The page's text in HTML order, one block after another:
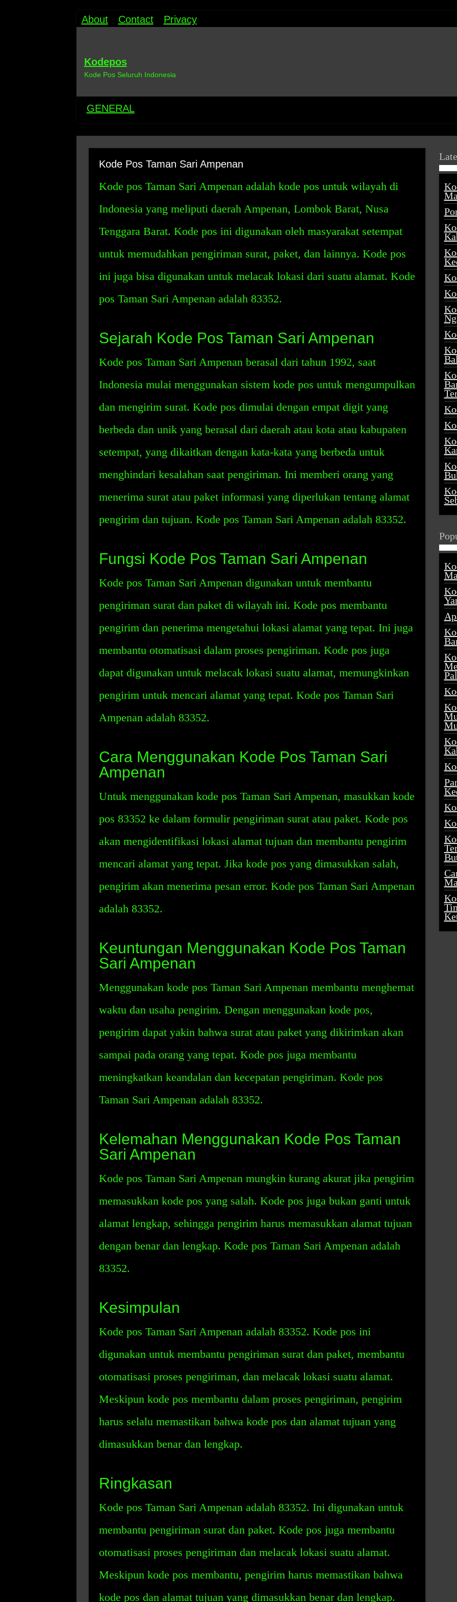
About Contact Privacy
Kodepos
Kode Pos Seluruh Indonesia
GENERAL
Kode Pos Taman Sari Ampenan
Kode pos Taman Sari Ampenan adalah kode pos untuk wilayah di
Indonesia yang meliputi daerah Ampenan, Lombok Barat, Nusa
Tenggara Barat. Kode pos ini digunakan oleh masyarakat setempat
untuk memudahkan pengiriman surat, paket, dan lainnya. Kode pos
ini juga bisa digunakan untuk melacak lokasi dari suatu alamat. Kode
pos Taman Sari Ampenan adalah 83352.
Sejarah Kode Pos Taman Sari Ampenan
Kode pos Taman Sari Ampenan berasal dari tahun 1992, saat
Indonesia mulai menggunakan sistem kode pos untuk mengumpulkan
dan mengirim surat. Kode pos dimulai dengan empat digit yang
berbeda dan unik yang berasal dari daerah atau kota atau kabupaten
setempat, yang dikaitkan dengan kata-kata yang berbeda untuk
menghindari kesalahan saat pengiriman. Ini memberi orang yang
menerima surat atau paket informasi yang diperlukan tentang alamat
pengirim dan tujuan. Kode pos Taman Sari Ampenan adalah 83352.
Fungsi Kode Pos Taman Sari Ampenan
Kode pos Taman Sari Ampenan digunakan untuk membantu
pengiriman surat dan paket di wilayah ini. Kode pos membantu
pengirim dan penerima mengetahui lokasi alamat yang tepat. Ini juga
membantu otomatisasi dalam proses pengiriman. Kode pos juga
dapat digunakan untuk melacak lokasi suatu alamat, memungkinkan
pengirim untuk mencari alamat yang tepat. Kode pos Taman Sari
Ampenan adalah 83352.
Cara Menggunakan Kode Pos Taman Sari
Ampenan
Untuk menggunakan kode pos Taman Sari Ampenan, masukkan kode
pos 83352 ke dalam formulir pengiriman surat atau paket. Kode pos
akan mengidentifikasi lokasi alamat tujuan dan membantu pengirim
mencari alamat yang tepat. Jika kode pos yang dimasukkan salah,
pengirim akan menerima pesan error. Kode pos Taman Sari Ampenan
adalah 83352.
Keuntungan Menggunakan Kode Pos Taman
Sari Ampenan
Menggunakan kode pos Taman Sari Ampenan membantu menghemat
waktu dan usaha pengirim. Dengan menggunakan kode pos,
pengirim dapat yakin bahwa surat atau paket yang dikirimkan akan
sampai pada orang yang tepat. Kode pos juga membantu
meningkatkan keandalan dan kecepatan pengiriman. Kode pos
Taman Sari Ampenan adalah 83352.
Kelemahan Menggunakan Kode Pos Taman
Sari Ampenan
Kode pos Taman Sari Ampenan mungkin kurang akurat jika pengirim
memasukkan kode pos yang salah. Kode pos juga bukan ganti untuk
alamat lengkap, sehingga pengirim harus memasukkan alamat tujuan
dengan benar dan lengkap. Kode pos Taman Sari Ampenan adalah
83352.
Kesimpulan
Kode pos Taman Sari Ampenan adalah 83352. Kode pos ini
digunakan untuk membantu pengiriman surat dan paket, membantu
otomatisasi proses pengiriman, dan melacak lokasi suatu alamat.
Meskipun kode pos membantu dalam proses pengiriman, pengirim
harus selalu memastikan bahwa kode pos dan alamat tujuan yang
dimasukkan benar dan lengkap.
Ringkasan
Kode pos Taman Sari Ampenan adalah 83352. Ini digunakan untuk
membantu pengiriman surat dan paket. Kode pos juga membantu
otomatisasi proses pengiriman dan melacak lokasi suatu alamat.
Meskipun kode pos membantu, pengirim harus memastikan bahwa
kode pos dan alamat tujuan yang dimasukkan benar dan lengkap.